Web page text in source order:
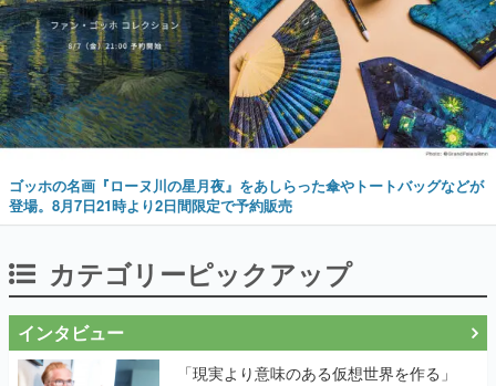
ゴッホの名画『ローヌ川の星月夜』をあしらった傘やトートバッグなどが
登場。8月7日21時より2日間限定で予約販売
カテゴリーピックアップ
インタビュー
「現実より意味のある仮想世界を作る」